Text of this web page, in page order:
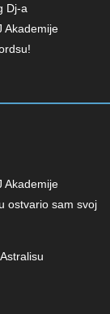
Dj-a
Akademije
Akademije
ostvario sam svoj